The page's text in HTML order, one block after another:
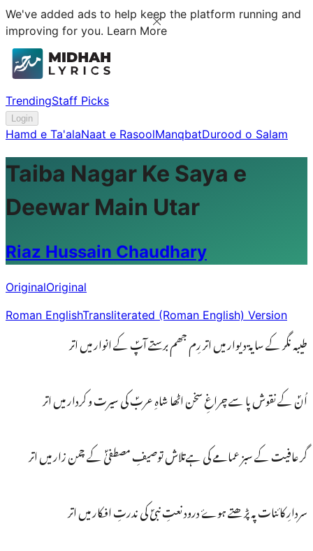
We've added ads to help keep the platform running and
improving for you. Learn More
TrendingStaff Picks
Login
Hamd e Ta'alaNaat e RasoolManqbatDurood o Salam
Taiba Nagar Ke Saya e
Deewar Main Utar
Riaz Hussain Chaudhary
OriginalOriginal
Roman EnglishTransliterated (Roman English) Version
طیبہ نگر کے سایۃ دیوار میں اتر رِم جھم برستے آپؐ کے انوار میں اتر
اُنؐ کے نقوش پا سے چراغِ سخن اٹھا شاہِ عربؐ کی سیرت و کردار میں اتر
گر عافیت کے سبز عمامے کی ہےتلاش توصیفِ مصطفیٰؐ کے چمن زار میں اتر
سردارِ کائنات پہ پڑھتے ہوۓ درود نعتِ نبیؐ کی ندرتِ افکار میں اتر